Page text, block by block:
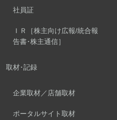
社員証
ＩＲ［株主向け広報/統合報
告書･株主通信］
取材･記録
企業取材／店舗取材
ポータルサイト取材